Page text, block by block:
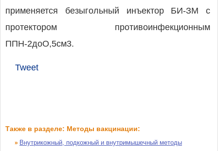
применяется безыгольный инъектор БИ-ЗМ с
протектором противоинфекционным
ППН-2доО,5см3.
Tweet
Также в разделе: Методы вакцинации:
» Внутрикожный, подкожный и внутримышечный методы